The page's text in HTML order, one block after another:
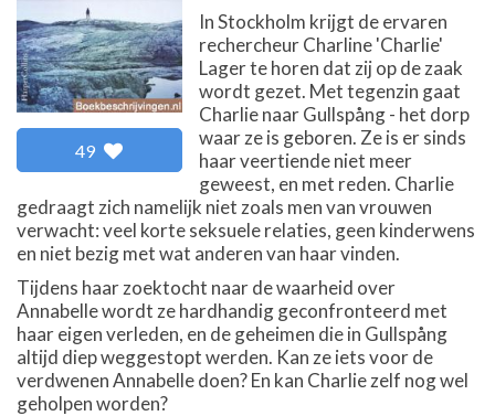
49
In Stockholm krijgt de ervaren
rechercheur Charline 'Charlie'
Lager te horen dat zij op de zaak
wordt gezet. Met tegenzin gaat
Charlie naar Gullspång - het dorp
waar ze is geboren. Ze is er sinds
haar veertiende niet meer
geweest, en met reden. Charlie
gedraagt zich namelijk niet zoals men van vrouwen
verwacht: veel korte seksuele relaties, geen kinderwens
en niet bezig met wat anderen van haar vinden.
Tijdens haar zoektocht naar de waarheid over
Annabelle wordt ze hardhandig geconfronteerd met
haar eigen verleden, en de geheimen die in Gullspång
altijd diep weggestopt werden. Kan ze iets voor de
verdwenen Annabelle doen? En kan Charlie zelf nog wel
geholpen worden?